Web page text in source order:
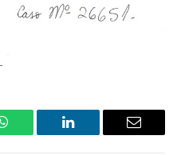
WhatsApp LinkedIn Email